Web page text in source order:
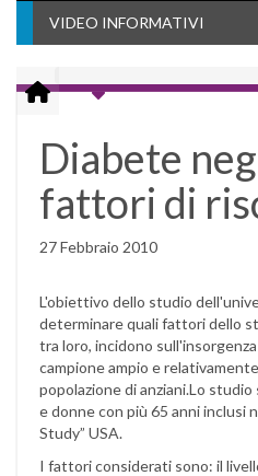
VIDEO INFORMATIVI
Diabete
fattori di
27 Febbraio 2010
L'obiettivo dello studio
determinare quali fattori dello
tra loro, incidono
campione ampio e
popolazione di anziani.Lo
e donne con più 65 anni inclusi
Study” USA.
I fattori considerati sono: il